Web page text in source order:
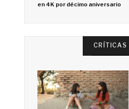
en 4K por décimo aniversario
CRÍTICAS